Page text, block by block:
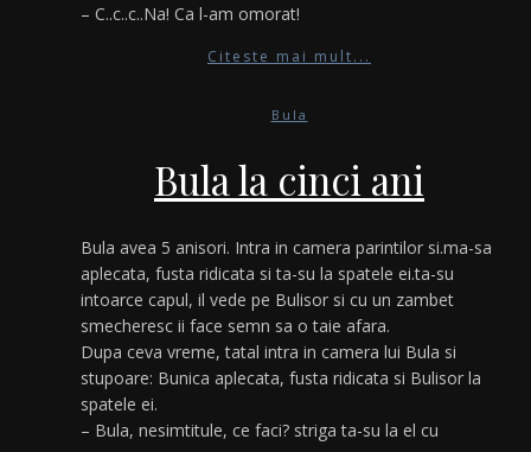
– C..c..c..Na! Ca l-am omorat!
Citeste mai mult...
Bula
Bula la cinci ani
Bula avea 5 anisori. Intra in camera parintilor si.ma-sa
aplecata, fusta ridicata si ta-su la spatele ei.ta-su
intoarce capul, il vede pe Bulisor si cu un zambet
smecheresc ii face semn sa o taie afara.
Dupa ceva vreme, tatal intra in camera lui Bula si
stupoare: Bunica aplecata, fusta ridicata si Bulisor la
spatele ei.
– Bula, nesimtitule, ce faci? striga ta-su la el cu